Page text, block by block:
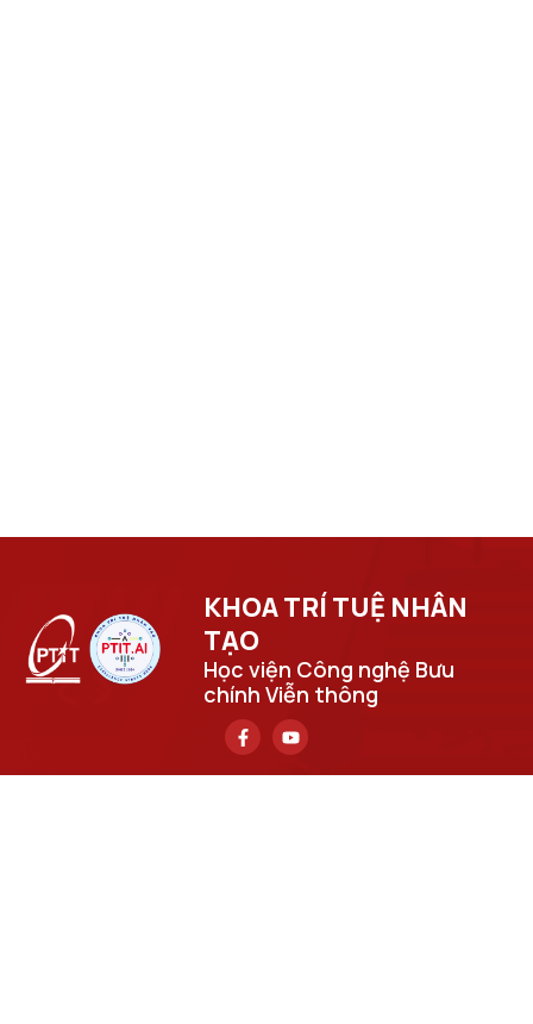
KHOA TRÍ TUỆ NHÂN
TẠO​
Học viện Công nghệ Bưu
chính Viễn thông